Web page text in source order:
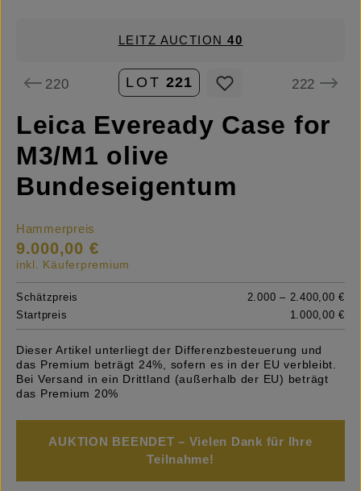
LEITZ AUCTION40
220 LOT 221 222
Leica Eveready Case for
M3/M1 olive
Bundeseigentum
Hammerpreis
9.000,00 €
inkl. Käuferpremium
Schätzpreis
2.000 – 2.400,00 €
Startpreis
1.000,00 €
Dieser Artikel unterliegt der Differenzbesteuerung und
das Premium beträgt 24%, sofern es in der EU verbleibt.
Bei Versand in ein Drittland (außerhalb der EU) beträgt
das Premium 20%
AUKTION BEENDET – Vielen Dank für Ihre
Teilnahme!